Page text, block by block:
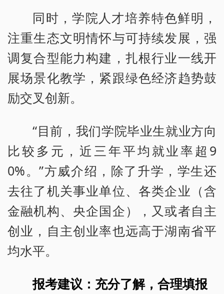
同时，学院人才培养特色鲜明，
注重生态文明情怀与可持续发展，强
调复合型能力构建，扎根行业一线开
展场景化教学，紧跟绿色经济趋势鼓
励交叉创新。
“目前，我们学院毕业生就业方向
比较多元，近三年平均就业率超9
0%。”方威介绍，除了升学，学生还
去往了机关事业单位、各类企业（含
金融机构、央企国企），又或者自主
创业，自主创业率也远高于湖南省平
均水平。
报考建议：充分了解，合理填报